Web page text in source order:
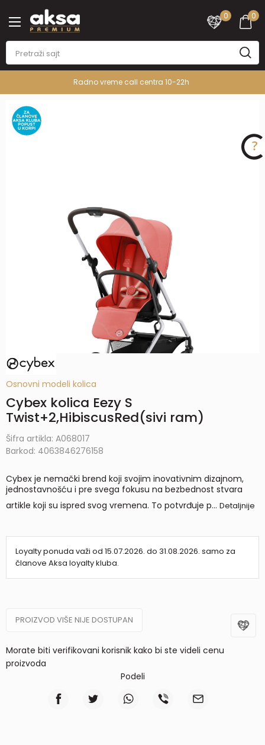
0
0
Radno vreme call centra 10-22h
Osnovni modeli kolica
Cybex kolica Eezy S
Twist+2,HibiscusRed(sivi ram)
Šifra artikla: A068017
Barkod: 4063846276158
Cybex je nemački brend koji svojim inovativnim dizajnom,
jednostavnošću i pre svega fokusu na bezbednost stvara
artikle koji su ispred svog vremena. To potvrđuje p... Detaljnije
Loyalty ponuda važi od 15.07.2026. do 31.08.2026. samo za
članove Aksa loyalty kluba.
PROIZVOD VIŠE NIJE DOSTUPAN
Morate biti verifikovani korisnik kako bi ste videli cenu
proizvoda
Podeli